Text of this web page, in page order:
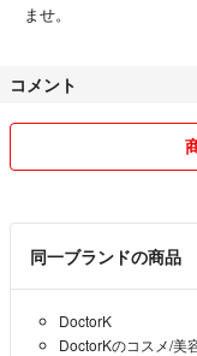
ませ。
コメント
同一ブランドの商品
DoctorK
DoctorKのコスメ/美